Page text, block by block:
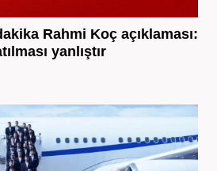
Rahmi Koç açıklaması:
yanlıştır